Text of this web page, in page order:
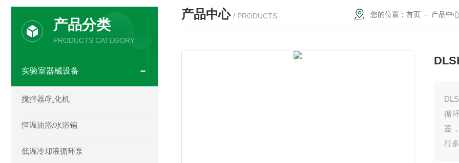
产品中心 / PRODUCTS 您的位置：首页 - 产品中
循
器
行
产品分类
PRODUCTS CATEGORY
实验室器械设备
搅拌器/乳化机
恒温油浴/水浴锅
低温冷却液循环泵